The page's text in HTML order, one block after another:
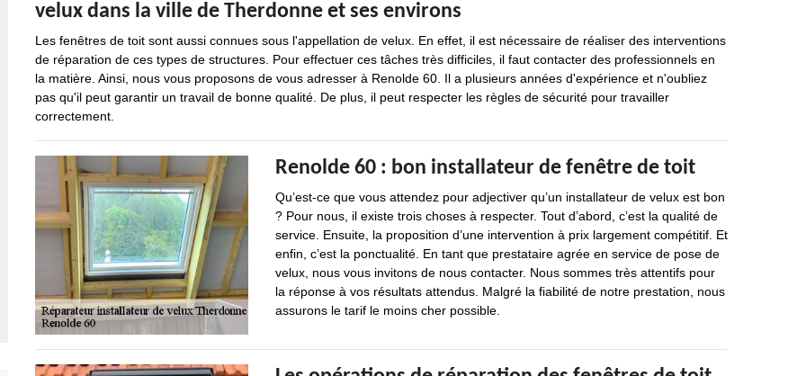
velux dans la ville de Therdonne et ses environs
Les fenêtres de toit sont aussi connues sous l'appellation de velux. En effet, il est nécessaire de réaliser des interventions
de réparation de ces types de structures. Pour effectuer ces tâches très difficiles, il faut contacter des professionnels en
la matière. Ainsi, nous vous proposons de vous adresser à Renolde 60. Il a plusieurs années d'expérience et n'oubliez
pas qu'il peut garantir un travail de bonne qualité. De plus, il peut respecter les règles de sécurité pour travailler
correctement.
Renolde 60 : bon installateur de fenêtre de toit
Qu’est-ce que vous attendez pour adjectiver qu’un installateur de velux est bon
? Pour nous, il existe trois choses à respecter. Tout d’abord, c’est la qualité de
service. Ensuite, la proposition d’une intervention à prix largement compétitif. Et
enfin, c’est la ponctualité. En tant que prestataire agrée en service de pose de
velux, nous vous invitons de nous contacter. Nous sommes très attentifs pour
la réponse à vos résultats attendus. Malgré la fiabilité de notre prestation, nous
assurons le tarif le moins cher possible.